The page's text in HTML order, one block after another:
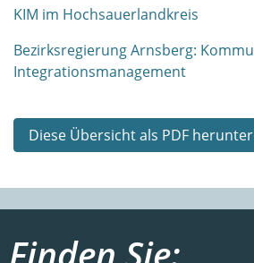
KIM im Hochsauerlandkreis
Bezirksregierung Arnsberg:
Integrationsmanagement
Diese Übersicht als PDF
Finden Sie: